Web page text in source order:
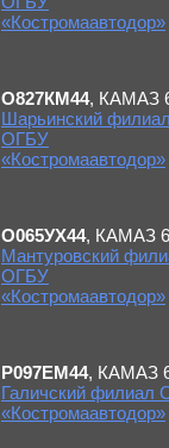
«Костромаавтодор»
О827КМ44, КАМАЗ
Шарьинский
ОГБУ
«Костромаавтодор»
О065УХ44, КАМАЗ
Мантуровский
ОГБУ
«Костромаавтодор»
Р097ЕМ44, КАМАЗ
Галичский филиал
«Костромаавтодор»